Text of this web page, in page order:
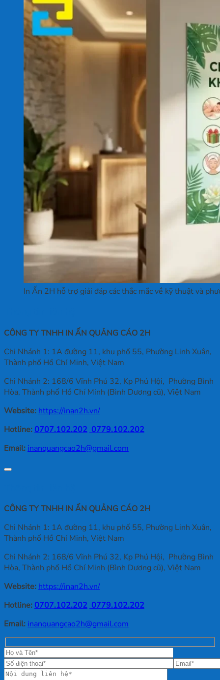
In Ấn 2H hỗ trợ giải đáp các thắc mắc về kỹ thuật và
CÔNG TY TNHH IN ẤN QUẢNG CÁO 2H
Chi Nhánh 1: 1A đường 11, khu phố 55, Phường Linh Xuân,
Thành phố Hồ Chí Minh, Việt Nam
Chi Nhánh 2: 168/6 Vĩnh Phú 32, Kp Phú Hội, Phường Bình
Hòa, Thành phố Hồ Chí Minh (Bình Dương cũ), Việt Nam
Website: https://inan2h.vn/
Hotline: 0707.102.202 0779.102.202
Email: inanquangcao2h@gmail.com
CÔNG TY TNHH IN ẤN QUẢNG CÁO 2H
Chi Nhánh 1: 1A đường 11, khu phố 55, Phường Linh Xuân,
Thành phố Hồ Chí Minh, Việt Nam
Chi Nhánh 2: 168/6 Vĩnh Phú 32, Kp Phú Hội, Phường Bình
Hòa, Thành phố Hồ Chí Minh (Bình Dương cũ), Việt Nam
Website:https://inan2h.vn/
Hotline:0707.102.202 0779.102.202
Email:inanquangcao2h@gmail.com